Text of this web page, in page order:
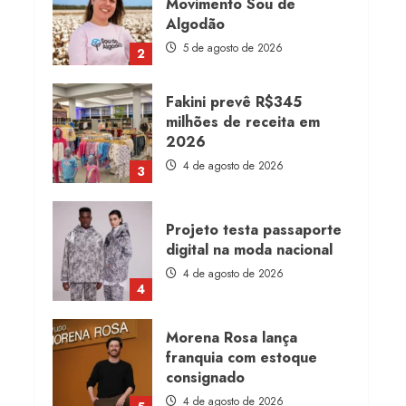
2
Algodão
5 de agosto de 2026
3
Fakini prevê R$345
milhões de receita em
2026
4 de agosto de 2026
4
Projeto testa passaporte
digital na moda nacional
4 de agosto de 2026
Morena Rosa lança
franquia com estoque
consignado
4 de agosto de 2026